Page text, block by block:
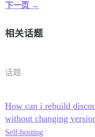
下一页 →
相关话题
话题
How can i rebuild
without changing
Self-hosting